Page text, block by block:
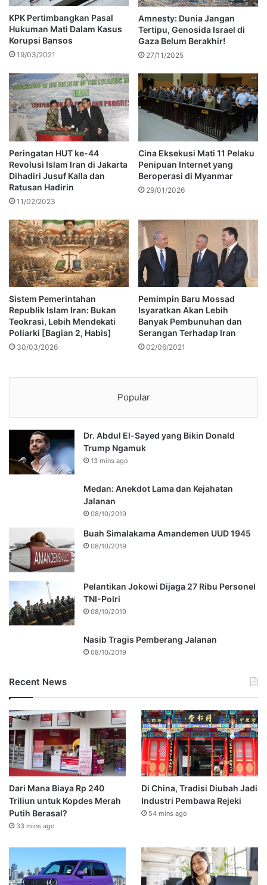
KPK Pertimbangkan Pasal
Hukuman Mati Dalam Kasus
Korupsi Bansos
19/03/2021
Amnesty: Dunia Jangan
Tertipu, Genosida Israel di
Gaza Belum Berakhir!
27/11/2025
Peringatan HUT ke-44
Revolusi Islam Iran di Jakarta
Dihadiri Jusuf Kalla dan
Ratusan Hadirin
11/02/2023
Cina Eksekusi Mati 11 Pelaku
Penipuan Internet yang
Beroperasi di Myanmar
29/01/2026
Sistem Pemerintahan
Republik Islam Iran: Bukan
Teokrasi, Lebih Mendekati
Poliarki [Bagian 2, Habis]
30/03/2026
Pemimpin Baru Mossad
Isyaratkan Akan Lebih
Banyak Pembunuhan dan
Serangan Terhadap Iran
02/06/2021
Popular
Dr. Abdul El-Sayed yang Bikin Donald
Trump Ngamuk
13 mins ago
Medan: Anekdot Lama dan Kejahatan
Jalanan
08/10/2019
Buah Simalakama Amandemen UUD 1945
08/10/2019
Pelantikan Jokowi Dijaga 27 Ribu Personel
TNI-Polri
08/10/2019
Nasib Tragis Pemberang Jalanan
08/10/2019
Recent News
Dari Mana Biaya Rp 240
Triliun untuk Kopdes Merah
Putih Berasal?
33 mins ago
Di China, Tradisi Diubah Jadi
Industri Pembawa Rejeki
54 mins ago